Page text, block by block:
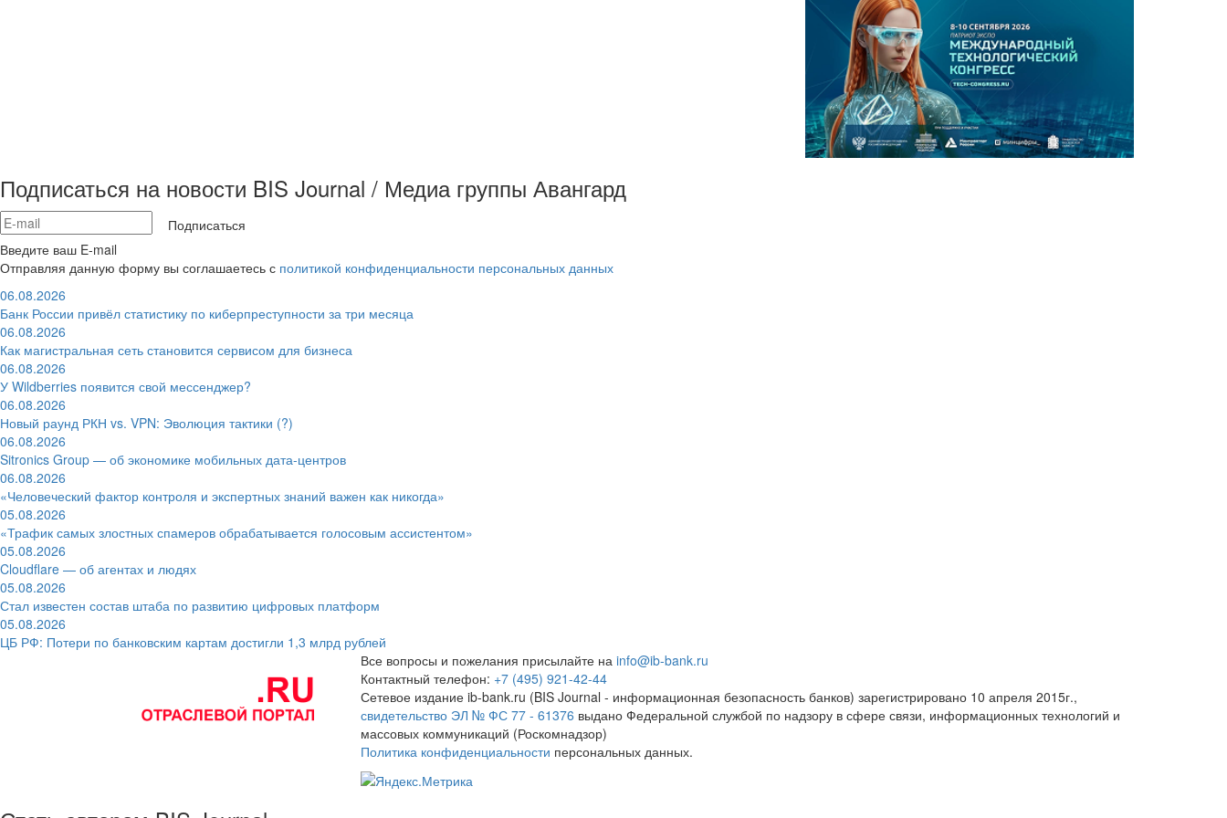
Подписаться на новости BIS Journal / Медиа группы Авангард
Подписаться
Введите ваш E-mail
Отправляя данную форму вы соглашаетесь с политикой конфиденциальности персональных данных
06.08.2026
Банк России привёл статистику по киберпреступности за три месяца
06.08.2026
Как магистральная сеть становится сервисом для бизнеса
06.08.2026
У Wildberries появится свой мессенджер?
06.08.2026
Новый раунд РКН vs. VPN: Эволюция тактики (?)
06.08.2026
Sitronics Group — об экономике мобильных дата-центров
06.08.2026
«Человеческий фактор контроля и экспертных знаний важен как никогда»
05.08.2026
«Трафик самых злостных спамеров обрабатывается голосовым ассистентом»
05.08.2026
Cloudflare — об агентах и людях
05.08.2026
Стал известен состав штаба по развитию цифровых платформ
05.08.2026
ЦБ РФ: Потери по банковским картам достигли 1,3 млрд рублей
Все вопросы и пожелания присылайте на info@ib-bank.ru
Контактный телефон: +7 (495) 921-42-44
Сетевое издание ib-bank.ru (BIS Journal - информационная безопасность банков) зарегистрировано 10 апреля 2015г.,
свидетельство ЭЛ № ФС 77 - 61376 выдано Федеральной службой по надзору в сфере связи, информационных технологий и
массовых коммуникаций (Роскомнадзор)
Политика конфиденциальности персональных данных.